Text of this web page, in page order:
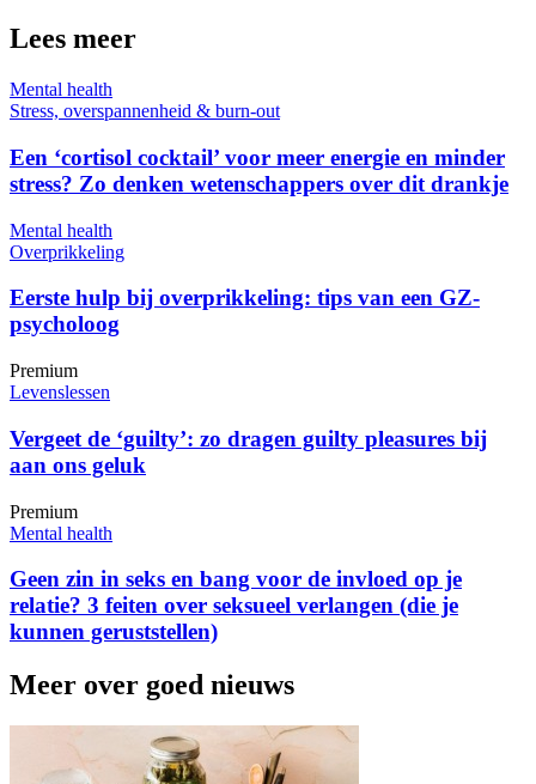
Lees meer
Mental health
Stress, overspannenheid & burn-out
Een ‘cortisol cocktail’ voor meer energie en minder
stress? Zo denken wetenschappers over dit drankje
Mental health
Overprikkeling
Eerste hulp bij overprikkeling: tips van een GZ-
psycholoog
Premium
Levenslessen
Vergeet de ‘guilty’: zo dragen guilty pleasures bij
aan ons geluk
Premium
Mental health
Geen zin in seks en bang voor de invloed op je
relatie? 3 feiten over seksueel verlangen (die je
kunnen geruststellen)
Meer over goed nieuws